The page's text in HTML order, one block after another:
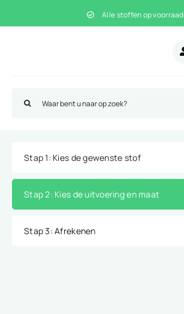
naar
Alle stoffen op voorraad
naar:
Stap 1: Kies de gewenste stof
Stap 2: Kies de uitvoering en maat
Stap 3: Afrekenen